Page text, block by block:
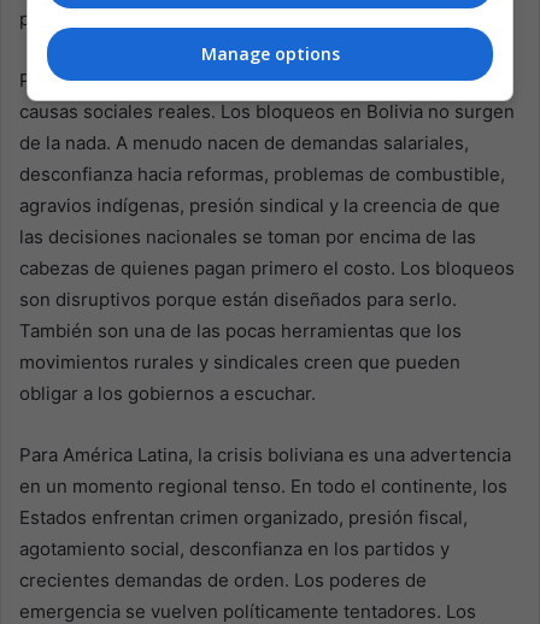
presión.
Pero la rabia de los manifestantes también surge de
causas sociales reales. Los bloqueos en Bolivia no surgen
de la nada. A menudo nacen de demandas salariales,
desconfianza hacia reformas, problemas de combustible,
agravios indígenas, presión sindical y la creencia de que
las decisiones nacionales se toman por encima de las
cabezas de quienes pagan primero el costo. Los bloqueos
son disruptivos porque están diseñados para serlo.
También son una de las pocas herramientas que los
movimientos rurales y sindicales creen que pueden
obligar a los gobiernos a escuchar.
Para América Latina, la crisis boliviana es una advertencia
en un momento regional tenso. En todo el continente, los
Estados enfrentan crimen organizado, presión fiscal,
agotamiento social, desconfianza en los partidos y
crecientes demandas de orden. Los poderes de
emergencia se vuelven políticamente tentadores. Los
Manage options